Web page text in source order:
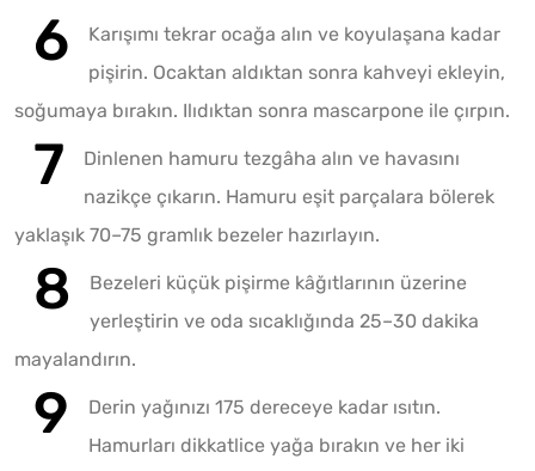
Karışımı tekrar ocağa alın ve koyulaşana kadar
pişirin. Ocaktan aldıktan sonra kahveyi ekleyin,
soğumaya bırakın. Ilıdıktan sonra mascarpone ile çırpın.
Dinlenen hamuru tezgâha alın ve havasını
nazikçe çıkarın. Hamuru eşit parçalara bölerek
yaklaşık 70–75 gramlık bezeler hazırlayın.
Bezeleri küçük pişirme kâğıtlarının üzerine
yerleştirin ve oda sıcaklığında 25–30 dakika
mayalandırın.
Derin yağınızı 175 dereceye kadar ısıtın.
Hamurları dikkatlice yağa bırakın ve her iki